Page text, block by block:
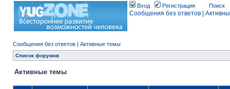
Вход Регистрация Поиск
Сообщения без ответов
Сообщения без ответов | Активные темы
Список форумов
Активные темы